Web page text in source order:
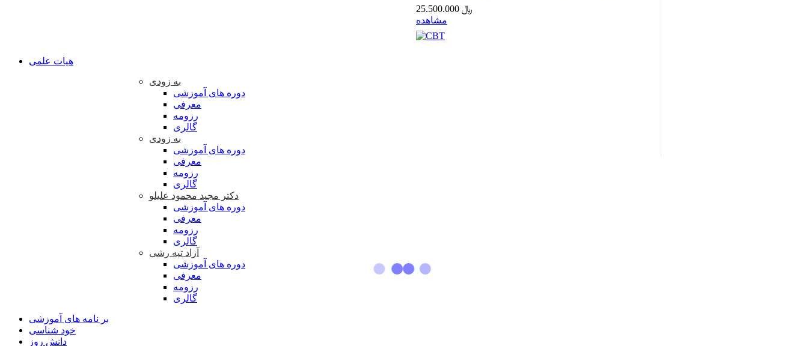
25.500.000 ﷼
مشاهده
هیات علمی
به زودی
دوره های آموزشی
معرفی
رزومه
گالری
به زودی
دوره های آموزشی
معرفی
رزومه
گالری
دکتر مجید محمود علیلو
دوره های آموزشی
معرفی
رزومه
گالری
آزاد تپه رشی
دوره های آموزشی
معرفی
رزومه
گالری
بر نامه های آموزشی
خود شناسی
دانش روز